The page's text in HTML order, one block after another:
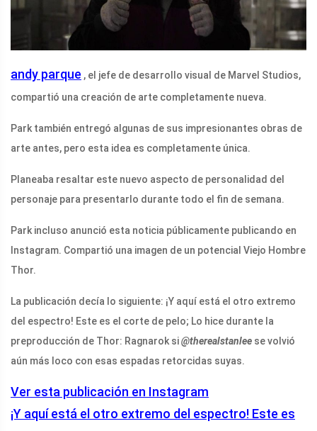
andy parque , el jefe de desarrollo visual de Marvel Studios,
compartió una creación de arte completamente nueva.
Park también entregó algunas de sus impresionantes obras de
arte antes, pero esta idea es completamente única.
Planeaba resaltar este nuevo aspecto de personalidad del
personaje para presentarlo durante todo el fin de semana.
Park incluso anunció esta noticia públicamente publicando en
Instagram. Compartió una imagen de un potencial Viejo Hombre
Thor.
La publicación decía lo siguiente: ¡Y aquí está el otro extremo
del espectro! Este es el corte de pelo; Lo hice durante la
preproducción de Thor: Ragnarok si@therealstanlee se volvió
aún más loco con esas espadas retorcidas suyas.
Ver esta publicación en Instagram
¡Y aquí está el otro extremo del espectro! Este es